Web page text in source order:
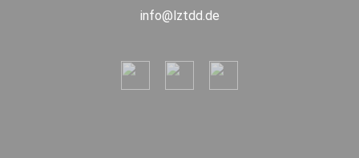
info@lztdd.de